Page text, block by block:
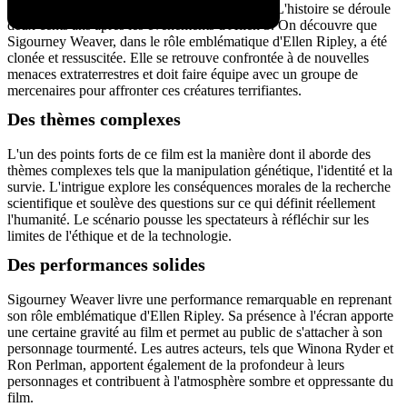
plongés dans un univers sombre et angoissant. L'histoire se déroule
deux cents ans après les événements d'Alien 3. On découvre que
Sigourney Weaver, dans le rôle emblématique d'Ellen Ripley, a été
clonée et ressuscitée. Elle se retrouve confrontée à de nouvelles
menaces extraterrestres et doit faire équipe avec un groupe de
mercenaires pour affronter ces créatures terrifiantes.
Des thèmes complexes
L'un des points forts de ce film est la manière dont il aborde des
thèmes complexes tels que la manipulation génétique, l'identité et la
survie. L'intrigue explore les conséquences morales de la recherche
scientifique et soulève des questions sur ce qui définit réellement
l'humanité. Le scénario pousse les spectateurs à réfléchir sur les
limites de l'éthique et de la technologie.
Des performances solides
Sigourney Weaver livre une performance remarquable en reprenant
son rôle emblématique d'Ellen Ripley. Sa présence à l'écran apporte
une certaine gravité au film et permet au public de s'attacher à son
personnage tourmenté. Les autres acteurs, tels que Winona Ryder et
Ron Perlman, apportent également de la profondeur à leurs
personnages et contribuent à l'atmosphère sombre et oppressante du
film.